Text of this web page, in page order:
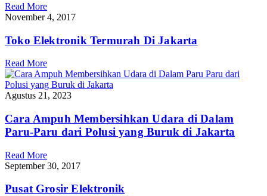
Read More
November 4, 2017
Toko Elektronik Termurah Di Jakarta
Read More
Agustus 21, 2023
Cara Ampuh Membersihkan Udara di Dalam
Paru-Paru dari Polusi yang Buruk di Jakarta
Read More
September 30, 2017
Pusat Grosir Elektronik